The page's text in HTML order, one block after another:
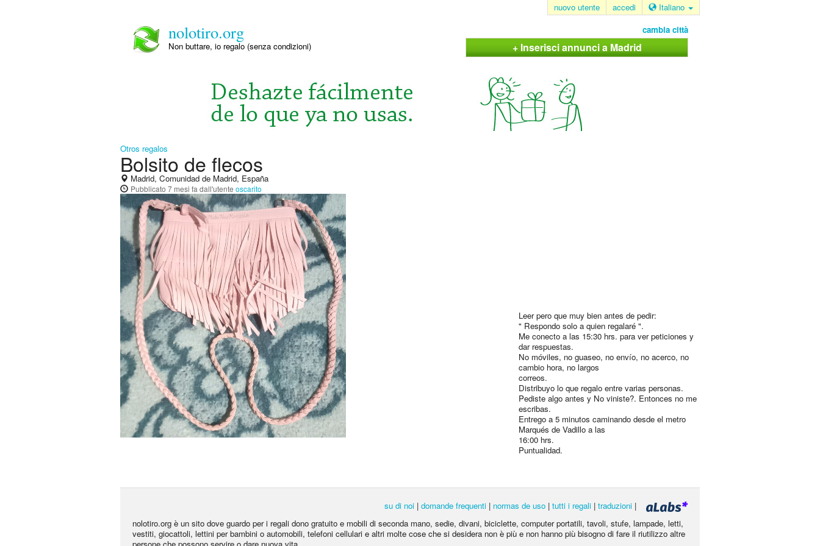
nuovo utente accedi Italiano
nolotiro.org
Non buttare, io regalo (senza condizioni)
cambia città
+ Inserisci annunci a Madrid
Otros regalos
Bolsito de flecos
Madrid, Comunidad de Madrid, España
Pubblicato 7 mesi fa dall'utente oscarito
Leer pero que muy bien antes de pedir:
" Respondo solo a quien regalaré ".
Me conecto a las 15:30 hrs. para ver peticiones y
dar respuestas.
No móviles, no guaseo, no envío, no acerco, no
cambio hora, no largos
correos.
Distribuyo lo que regalo entre varias personas.
Pediste algo antes y No viniste?. Entonces no me
escribas.
Entrego a 5 minutos caminando desde el metro
Marqués de Vadillo a las
16:00 hrs.
Puntualidad.
su di noi | domande frequenti | normas de uso | tutti i regali | traduzioni |
nolotiro.org è un sito dove guardo per i regali dono gratuito e mobili di seconda mano, sedie, divani, biciclette, computer portatili, tavoli, stufe, lampade, letti,
vestiti, giocattoli, lettini per bambini o automobili, telefoni cellulari e altri molte cose che si desidera non è più e non hanno più bisogno di fare il riutilizzo altre